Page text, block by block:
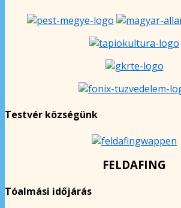
Testvér községünk
FELDAFING
Tóalmási időjárás